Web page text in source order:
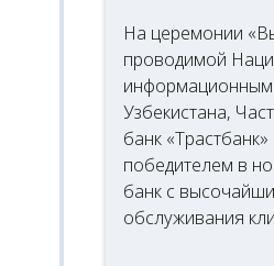
На церемонии
проводимой
информационным
Узбекистана,
банк
победителем в
банк с
обслуживания